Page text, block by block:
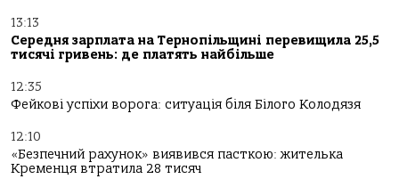
13:13
Середня зарплата на Тернопільщині перевищила 25,5
тисячі гривень: де платять найбільше
12:35
Фейкові успіхи ворога: ситуація біля Білого Колодязя
12:10
«Безпечний рахунок» виявився пасткою: жителька
Кременця втратила 28 тисяч